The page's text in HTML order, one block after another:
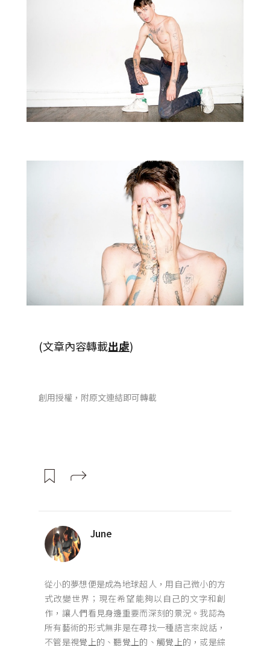
(文章內容轉載出處)
創用授權，附原文連結即可轉載
June
從小的夢想便是成為地球超人，用自己微小的方
式改變世界；現在希望能夠以自己的文字和創
作，讓人們看見身邊重要而深刻的景況。我認為
所有藝術的形式無非是在尋找一種語言來說話，
不管是視覺上的、聽覺上的、觸覺上的，或是綜